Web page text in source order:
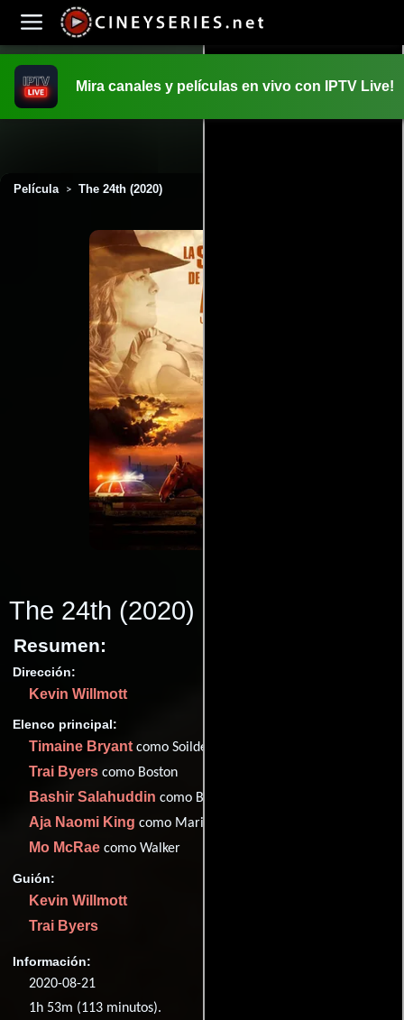
Mira canales y películas en vivo con IPTV Live!
Película > The 24th (2020)
The 24th (2020)
Resumen:
Dirección:
Kevin Willmott
Elenco principal:
Timaine Bryantcomo Soilder
Trai Byers como Boston
Bashir Salahuddin como Big Joe
Aja Naomi King como Marie
Mo McRae como Walker
Guión:
Kevin Willmott
Trai Byers
Información:
2020-08-21
1h 53m (113 minutos).